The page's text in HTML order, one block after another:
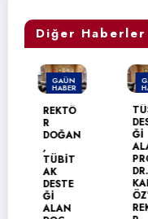
Diğer Haberler
GAÜN
HABER
REKTÖ
DOĞAN
TÜBİT
AK
DESTE
ALAN
ALAN
DR.